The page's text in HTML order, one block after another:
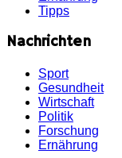
Tipps
Nachrichten
Sport
Gesundheit
Wirtschaft
Politik
Forschung
Ernährung